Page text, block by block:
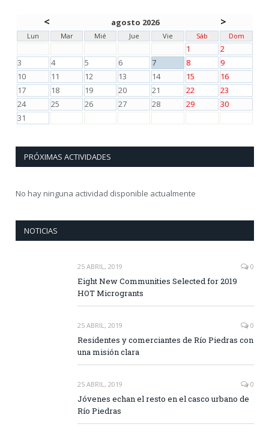
< agosto 2026 >
Lun Mar Mié Jue Vie Sáb Dom
1
2
3
4 5 6 7 8
9
10
11 12 13 14 15
16
17
18 19 20 21 22
23
24
25 26 27 28 29
30
31
PRÓXIMAS ACTIVIDADES
No hay ninguna actividad disponible actualmente
NOTICIAS
25 ABRIL, 2019 0
Eight New Communities Selected for 2019
HOT Microgrants
25 ABRIL, 2019 0
Residentes y comerciantes de Río Piedras con
una misión clara
25 ABRIL, 2019 0
Jóvenes echan el resto en el casco urbano de
Río Piedras